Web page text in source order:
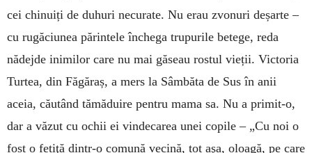
cei chinuiți de duhuri necurate. Nu erau zvonuri deșarte –
cu rugăciunea părintele închega trupurile betege, reda
nădejde inimilor care nu mai găseau rostul vieții. Victoria
Turtea, din Făgăraș, a mers la Sâmbăta de Sus în anii
aceia, căutând tămăduire pentru mama sa. Nu a primit-o,
dar a văzut cu ochii ei vindecarea unei copile – „Cu noi o
fost o fetiţă dintr-o comună vecină, tot aşa, oloagă, pe care